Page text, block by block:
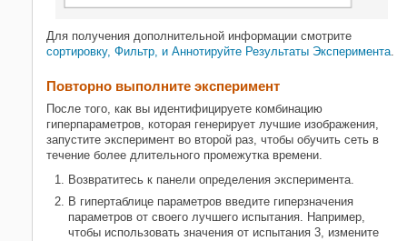
Для получения дополнительной информации смотрите
сортировку, Фильтр, и Аннотируйте Результаты Эксперимента
Повторно выполните эксперимент
После того, как вы идентифицируете комбинацию
гиперпараметров, которая генерирует лучшие изображения,
запустите эксперимент во второй раз, чтобы обучить сеть в
течение более длительного промежутка времени.
Возвратитесь к панели определения эксперимента.
В гипертаблице параметров введите гиперзначения
параметров от своего лучшего испытания. Например,
чтобы использовать значения от испытания 3, измените